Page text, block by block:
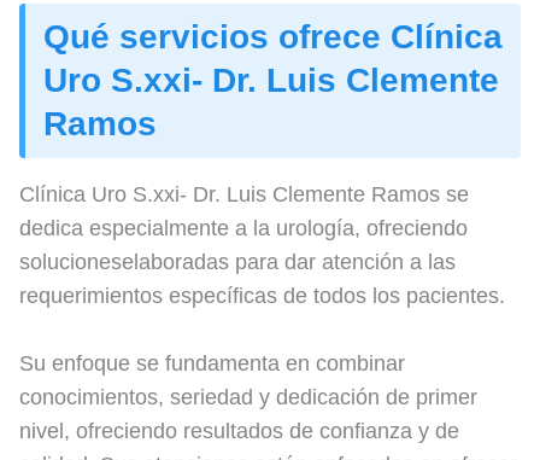
Qué servicios ofrece Clínica
Uro S.xxi- Dr. Luis Clemente
Ramos
Clínica Uro S.xxi- Dr. Luis Clemente Ramos se
dedica especialmente a la urología, ofreciendo
solucioneselaboradas para dar atención a las
requerimientos específicas de todos los pacientes.
Su enfoque se fundamenta en combinar
conocimientos, seriedad y dedicación de primer
nivel, ofreciendo resultados de confianza y de